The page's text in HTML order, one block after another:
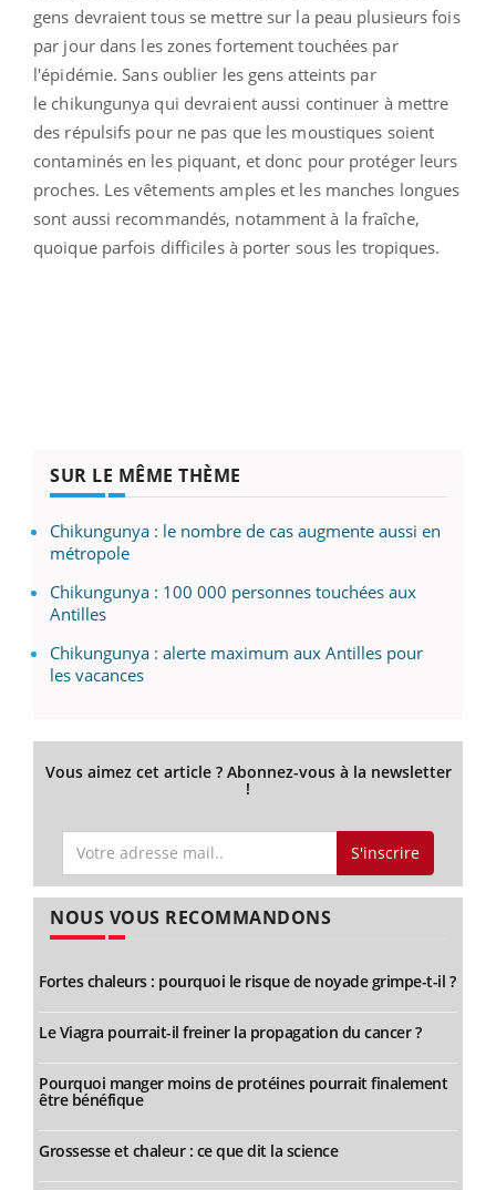
gens devraient tous se mettre sur la peau plusieurs fois
par jour dans les zones fortement touchées par
l'épidémie. Sans oublier les gens atteints par
le chikungunya qui devraient aussi continuer à mettre
des répulsifs pour ne pas que les moustiques soient
contaminés en les piquant, et donc pour protéger leurs
proches. Les vêtements amples et les manches longues
sont aussi recommandés, notamment à la fraîche,
quoique parfois difficiles à porter sous les tropiques.
SUR LE MÊME THÈME
Chikungunya : le nombre de cas augmente aussi en
métropole
Chikungunya : 100 000 personnes touchées aux
Antilles
Chikungunya : alerte maximum aux Antilles pour
les vacances
Vous aimez cet article ? Abonnez-vous à la newsletter
!
S'inscrire
NOUS VOUS RECOMMANDONS
Fortes chaleurs : pourquoi le risque de noyade grimpe-t-il ?
Le Viagra pourrait-il freiner la propagation du cancer ?
Pourquoi manger moins de protéines pourrait finalement
être bénéfique
Grossesse et chaleur : ce que dit la science